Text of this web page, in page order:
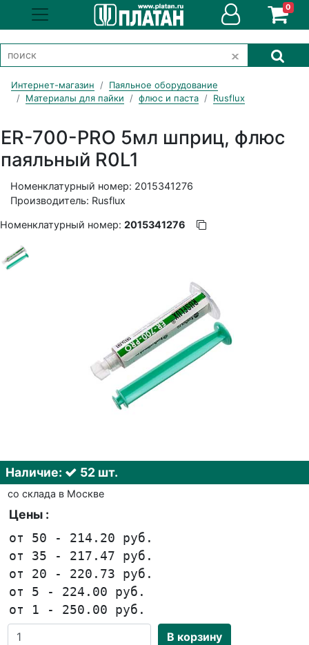
0
Интернет-магазин
Паяльное оборудование
Материалы для пайки
флюс и паста Rusflux
ER-700-PRO 5мл шприц, флюс
паяльный R0L1
Номенклатурный номер: 2015341276
Производитель: Rusflux
Номенклатурный номер: 2015341276
Наличие: 52 шт.
со склада в Москве
Цены :
от 50 - 214.20 руб.
от 35 - 217.47 руб.
от 20 - 220.73 руб.
от 5 - 224.00 руб.
от 1 - 250.00 руб.
В корзину